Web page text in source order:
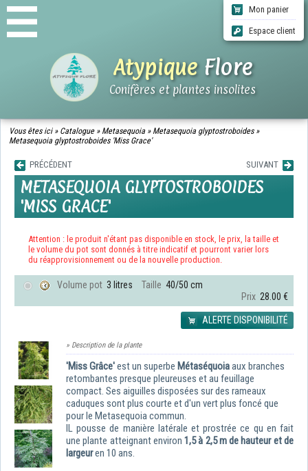
AtypiqueFlore
Conifères et plantes insolites
Mon panier
Espace client
ACCUEIL
CATALOGUE
INFOS LIVRAISONS
CGV
Vous êtes ici » Catalogue» Metasequoia » Metasequoia glyptostroboides»
Metasequoia glyptostroboides 'Miss Grace'
PRÉCÉDENT SUIVANT
METASEQUOIA GLYPTOSTROBOIDES
'MISS GRACE'
Attention : le produit n'étant pas disponible en stock, le prix, la taille et
le volume du pot sont donnés à titre indicatif et pourront varier lors
du réapprovisionnement ou de la nouvelle production.
Volume pot 3 litres Taille 40/50 cm
Prix 28.00 €
ALERTE DISPONIBILITÉ
» Description de la plante
'Miss Grâce'est un superbe Métaséquoiaaux branches
retombantes presque pleureuses et au feuillage
compact. Ses aiguilles disposées sur des rameaux
caduques sont plus courte et d'un vert plus foncé que
pour le Metasequoia commun.
IL pousse de manière latérale et prostrée ce qu en fait
une plante atteignant environ1,5 à 2,5 m de hauteur et de
largeuren 10 ans.